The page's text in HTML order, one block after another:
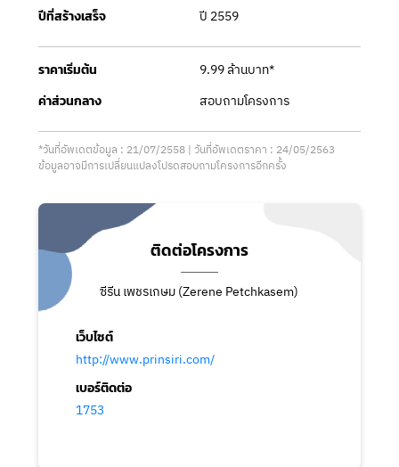
ปีที่สร้างเสร็จ ปี 2559
ราคาเริ่มต้น 9.99 ล้านบาท*
ค่าส่วนกลาง สอบถามโครงการ
*วันที่อัพเดตข้อมูล : 21/07/2558 | วันที่อัพเดตราคา : 24/05/2563
ข้อมูลอาจมีการเปลี่ยนแปลงโปรดสอบถามโครงการอีกครั้ง
ติดต่อโครงการ
ซีรีน เพชรเกษม (Zerene Petchkasem)
เว็บไซต์
http://www.prinsiri.com/
เบอร์ติดต่อ
1753